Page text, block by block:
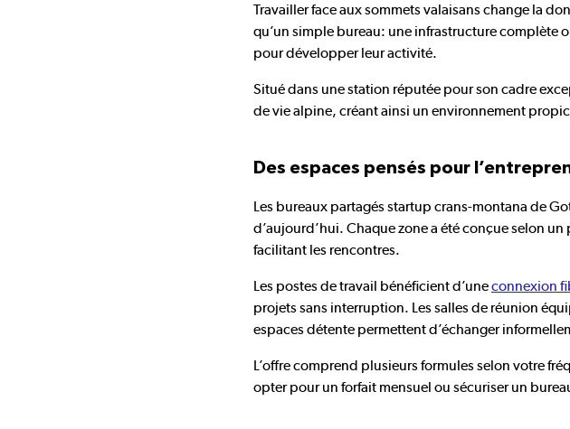
Travailler face aux sommets valaisans change la
qu’un simple bureau: une infrastructure complète
pour développer leur activité.
Situé dans une station réputée pour son cadre
de vie alpine, créant ainsi un environnement
Des espaces pensés pour
Les bureaux partagés startup crans-montana de
d’aujourd’hui. Chaque zone a été conçue selon
facilitant les rencontres.
Les postes de travail bénéficient d’uneconnexion
projets sans interruption. Les salles de réunion
espaces détente permettent d’échanger
L’offre comprend plusieurs formules selon votre
opter pour un forfait mensuel ou sécuriser un